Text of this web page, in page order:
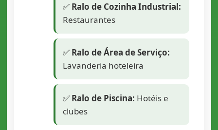
✅ Ralo de Cozinha Industrial:
Restaurantes
✅ Ralo de Área de Serviço:
Lavanderia hoteleira
✅ Ralo de Piscina: Hotéis e
clubes